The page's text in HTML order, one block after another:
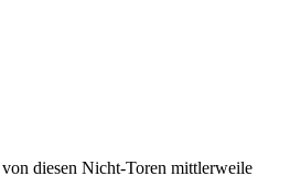
diesen Nicht-Toren mittlerweile